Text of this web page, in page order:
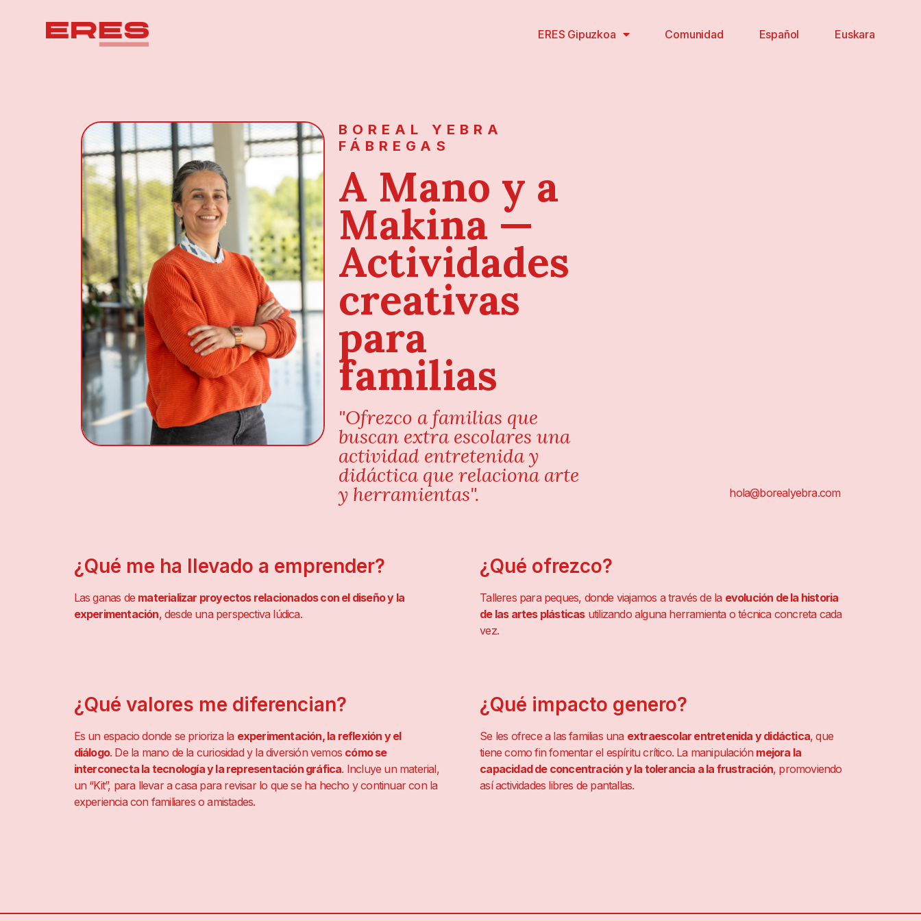
ERES Gipuzkoa Comunidad Español Euskara
BOREAL YEBRA
FÁBREGAS
A Mano y a
Makina —
Actividades
creativas
para
familias
"Ofrezco a familias que
buscan extra escolares una
actividad entretenida y
didáctica que relaciona arte
y herramientas". hola@borealyebra.com
¿Qué me ha llevado a emprender?
Las ganas de materializar proyectos relacionados con el diseño y la
experimentación, desde una perspectiva lúdica.
¿Qué ofrezco?
Talleres para peques, donde viajamos a través de la evolución de la historia
de las artes plásticasutilizando alguna herramienta o técnica concreta cada
vez.
¿Qué valores me diferencian?
Es un espacio donde se prioriza la experimentación, la reflexión y el
diálogo. De la mano de la curiosidad y la diversión vemos cómo se
interconecta la tecnología y la representación gráfica. Incluye un material,
un “Kit”, para llevar a casa para revisar lo que se ha hecho y continuar con la
experiencia con familiares o amistades.
¿Qué impacto genero?
Se les ofrece a las familias una extraescolar entretenida y didáctica, que
tiene como fin fomentar el espíritu crítico. La manipulación mejora la
capacidad de concentración y la tolerancia a la frustración, promoviendo
así actividades libres de pantallas.